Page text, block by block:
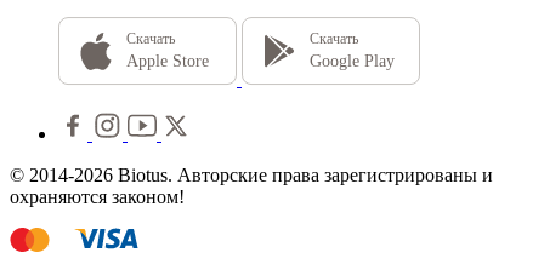
Скачать
Apple Store
Скачать
Google Play
© 2014-2026 Biotus. Авторские права зарегистрированы и
охраняются законом!